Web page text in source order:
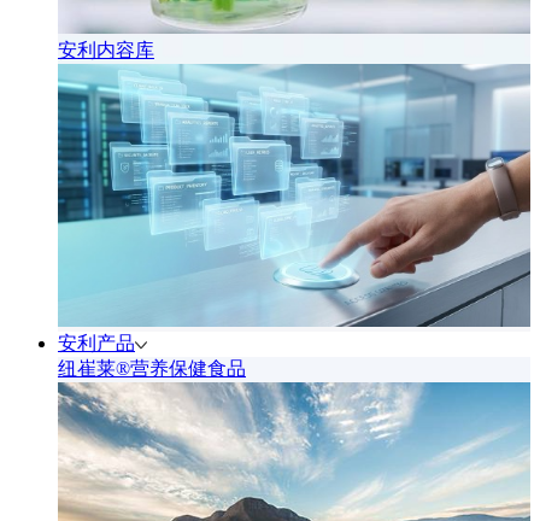
安利内容库
安利产品
纽崔莱®营养保健食品